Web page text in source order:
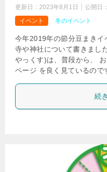
更新日： 2023年8月1日 公開日：
イベント
冬のイベント
今年2019年の節分豆まきイ
寺や神社について書きまし
やっくす)は、普段から、
ページ を良く見ているの
続